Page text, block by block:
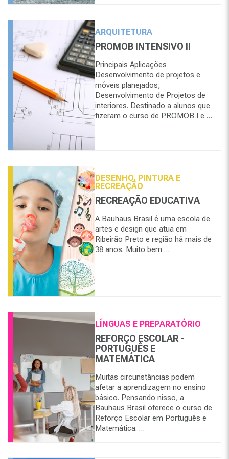
ARQUITETURA
PROMOB INTENSIVO II
Principais Aplicações
Desenvolvimento de projetos e
móveis planejados;
Desenvolvimento de Projetos de
interiores. Destinado a alunos que
fizeram o curso de PROMOB I e …
DESENHO, PINTURA E
RECREAÇÃO
RECREAÇÃO EDUCATIVA
A Bauhaus Brasil é uma escola de
artes e design que atua em
Ribeirão Preto e região há mais de
38 anos. Muito bem …
LÍNGUAS E PREPARATÓRIO
REFORÇO ESCOLAR -
PORTUGUÊS E
MATEMÁTICA
Muitas circunstâncias podem
afetar a aprendizagem no ensino
básico. Pensando nisso, a
Bauhaus Brasil oferece o curso de
Reforço Escolar em Português e
Matemática. …